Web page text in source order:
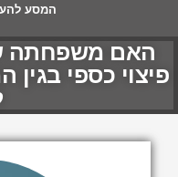
המסע
האם משפחתה
פיצוי כספי